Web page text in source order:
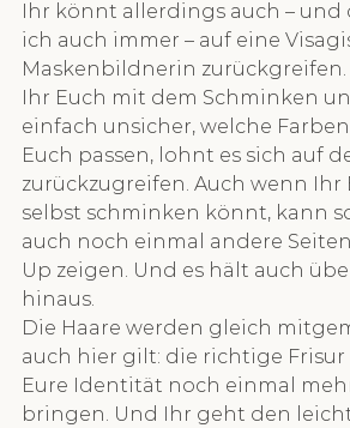
Ihr könnt allerdings auch – und
ich auch immer – auf eine
Maskenbildnerin zurückgreifen.
Ihr Euch mit dem Schminken
einfach unsicher, welche
Euch passen, lohnt es sich auf
zurückzugreifen. Auch wenn
selbst schminken könnt, kann
auch noch einmal andere
Up zeigen. Und es hält auch
hinaus.
Die Haare werden gleich
auch hier gilt: die richtige Frisur
Eure Identität noch einmal
bringen. Und Ihr geht den